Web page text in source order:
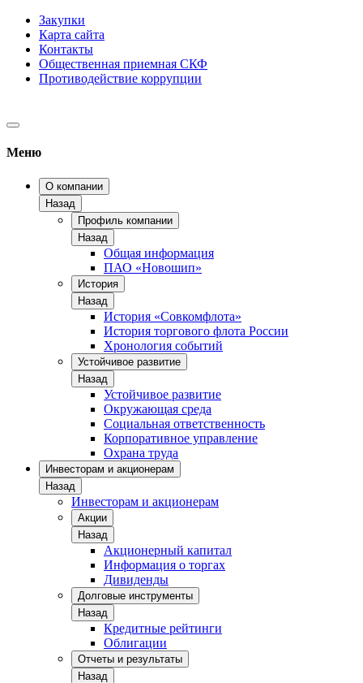
Закупки
Карта сайта
Контакты
Общественная приемная СКФ
Противодействие коррупции
Меню
О компании
Назад
Профиль компании
Назад
Общая информация
ПАО «Новошип»
История
Назад
История «Совкомфлота»
История торгового флота России
Хронология событий
Устойчивое развитие
Назад
Устойчивое развитие
Окружающая среда
Социальная ответственность
Корпоративное управление
Охрана труда
Инвесторам и акционерам
Назад
Инвесторам и акционерам
Акции
Назад
Акционерный капитал
Информация о торгах
Дивиденды
Долговые инструменты
Назад
Кредитные рейтинги
Облигации
Отчеты и результаты
Назад